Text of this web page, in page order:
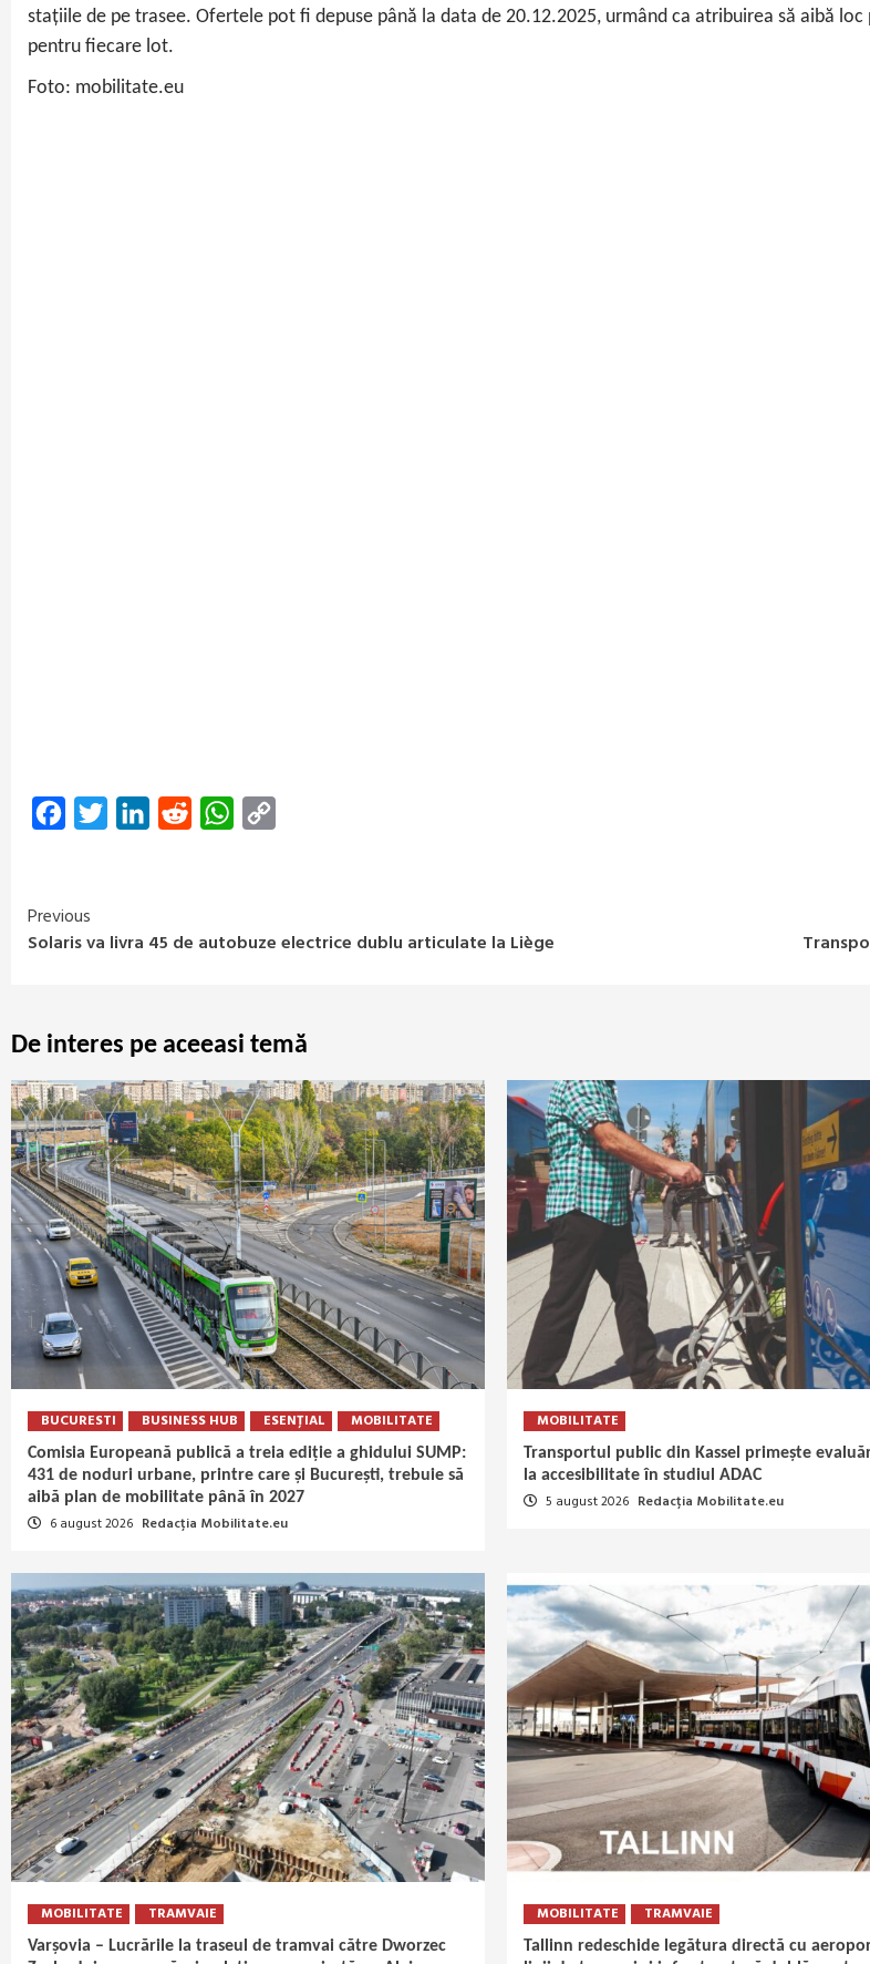
stațiile de pe trasee. Ofertele pot fi depuse până la data de 20.12.2025, urmând ca atribuirea să aibă
pentru fiecare lot.
Foto: mobilitate.eu
FacebookTwitter LinkedInReddit WhatsApp
Continue
Previous
Solaris va livra 45 de autobuze electrice dublu articulate la Liège
De interes pe aceeasi temă
BUCURESTI BUSINESS HUB ESENȚIAL MOBILITATE
Comisia Europeană publică a treia ediție a ghidului SUMP:
431 de noduri urbane, printre care și București, trebuie să
aibă plan de mobilitate până în 2027
6 august 2026 Redacția Mobilitate.eu
MOBILITATE
Transportul public din Kassel primește
la accesibilitate în studiul ADAC
5 august 2026 Redacția Mobilitate.eu
MOBILITATE TRAMVAIE
Varșovia – Lucrările la traseul de tramvai către Dworzec
MOBILITATE TRAMVAIE
Tallinn redeschide legătura directă cu